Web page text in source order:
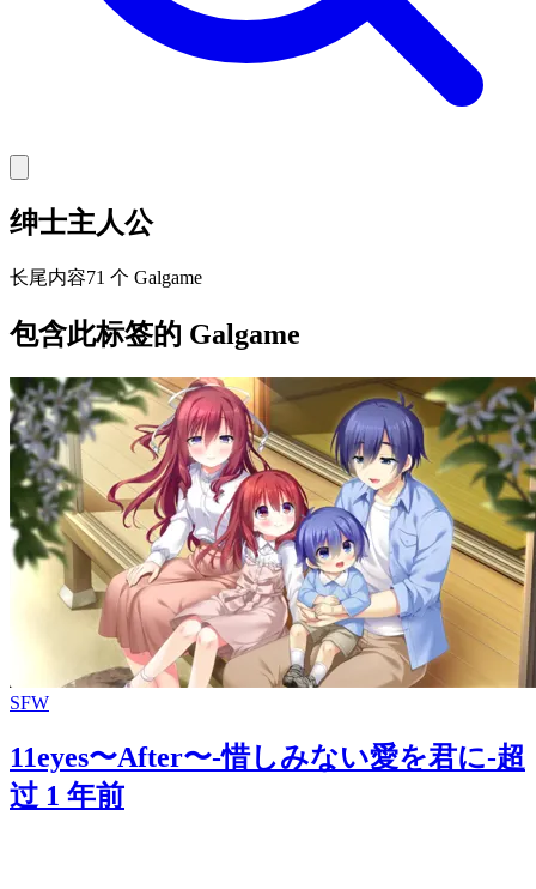
绅士主人公
长尾内容71 个 Galgame
包含此标签的 Galgame
SFW
11eyes〜After〜-惜しみない愛を君に-超
过 1 年前